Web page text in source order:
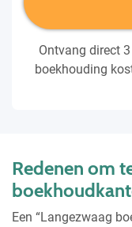
Ontvang direct
boekhouding
Redenen om
Een “Langezwaag